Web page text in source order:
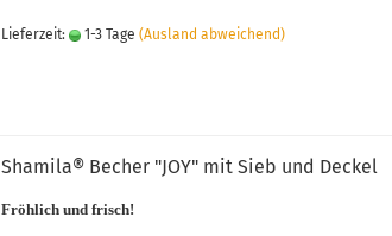
Lieferzeit: 1-3 Tage (Ausland abweichend)
Shamila® Becher "JOY" mit Sieb und Deckel
Fröhlich und frisch!